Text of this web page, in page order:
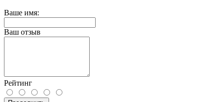
Ваше имя:
Ваш отзыв
Рейтинг